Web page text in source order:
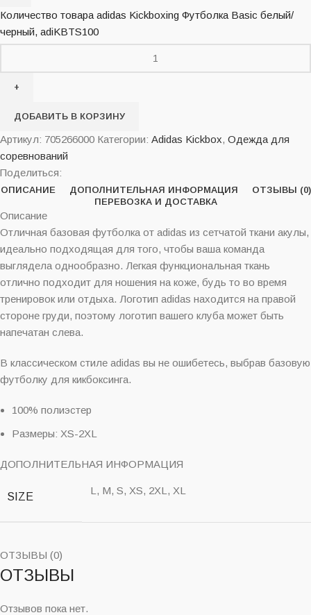
Количество товара adidas Kickboxing Футболка Basic белый/
черный, adiKBTS100
ДОБАВИТЬ В КОРЗИНУ
Артикул: 705266000 Категории: Adidas Kickbox, Одежда для
соревнований
Поделиться:
ОПИСАНИЕ ДОПОЛНИТЕЛЬНАЯ ИНФОРМАЦИЯ
ОТЗЫВЫ (0)
ПЕРЕВОЗКА И ДОСТАВКА
Описание
Отличная базовая футболка от adidas из сетчатой ткани акулы,
идеально подходящая для того, чтобы ваша команда
выглядела однообразно. Легкая функциональная ткань
отлично подходит для ношения на коже, будь то во время
тренировок или отдыха. Логотип adidas находится на правой
стороне груди, поэтому логотип вашего клуба может быть
напечатан слева.
В классическом стиле adidas вы не ошибетесь, выбрав базовую
футболку для кикбоксинга.
100% полиэстер
Размеры: XS-2XL
ДОПОЛНИТЕЛЬНАЯ ИНФОРМАЦИЯ
SIZE
L, M, S, XS, 2XL, XL
ОТЗЫВЫ (0)
ОТЗЫВЫ
Отзывов пока нет.